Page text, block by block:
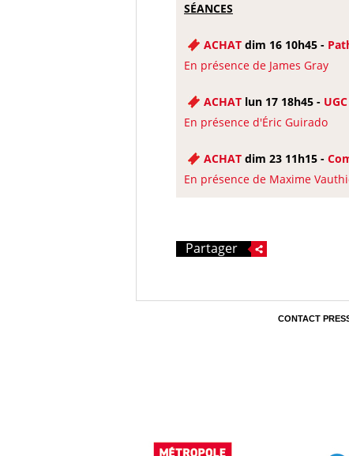
SÉANCES
ACHAT dim 16 10h45 -
En présence de James Gray
ACHAT lun 17 18h45 -
En présence d'Éric Guirado
ACHAT dim 23 11h15 -
En présence de Maxime
Partager
CONTACT